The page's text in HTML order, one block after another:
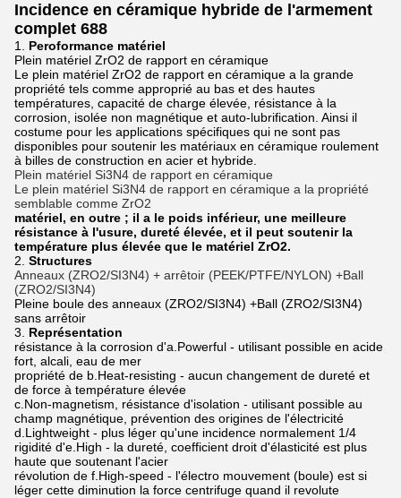
Incidence en céramique hybride de l'armement
complet 688
1. Peroformance matériel
Plein matériel ZrO2 de rapport en céramique
Le plein matériel ZrO2 de rapport en céramique a la grande
propriété tels comme approprié au bas et des hautes
températures, capacité de charge élevée, résistance à la
corrosion, isolée non magnétique et auto-lubrification. Ainsi il
costume pour les applications spécifiques qui ne sont pas
disponibles pour soutenir les matériaux en céramique roulement
à billes de construction en acier et hybride.
Plein matériel Si3N4 de rapport en céramique
Le plein matériel Si3N4 de rapport en céramique a la propriété
semblable comme ZrO2
matériel, en outre ; il a le poids inférieur, une meilleure
résistance à l'usure, dureté élevée, et il peut soutenir la
température plus élevée que le matériel ZrO2.
2. Structures
Anneaux (ZRO2/SI3N4) + arrêtoir (PEEK/PTFE/NYLON) +Ball
(ZRO2/SI3N4)
Pleine boule des anneaux (ZRO2/SI3N4) +Ball (ZRO2/SI3N4)
sans arrêtoir
3. Représentation
résistance à la corrosion d'a.Powerful - utilisant possible en acide
fort, alcali, eau de mer
propriété de b.Heat-resisting - aucun changement de dureté et
de force à température élevée
c.Non-magnetism, résistance d'isolation - utilisant possible au
champ magnétique, prévention des origines de l'électricité
d.Lightweight - plus léger qu'une incidence normalement 1/4
rigidité d'e.High - la dureté, coefficient droit d'élasticité est plus
haute que soutenant l'acier
révolution de f.High-speed - l'électro mouvement (boule) est si
léger cette diminution la force centrifuge quand il revolute